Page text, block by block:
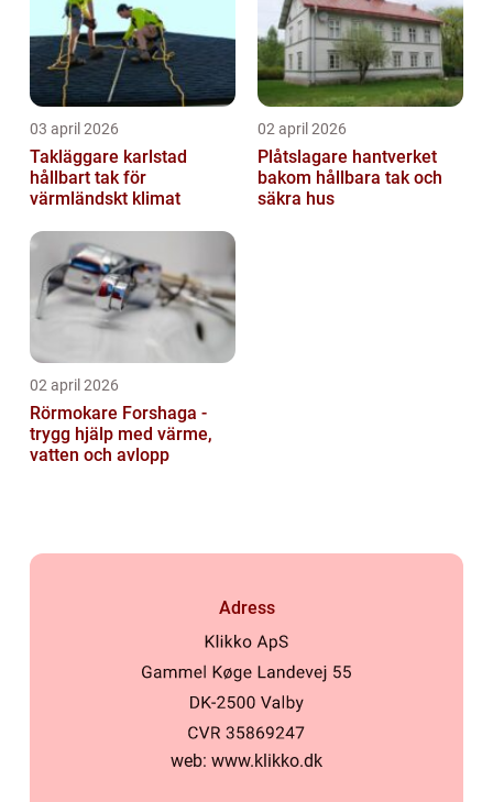
03 april 2026
Takläggare karlstad
hållbart tak för
värmländskt klimat
02 april 2026
Plåtslagare hantverket
bakom hållbara tak och
säkra hus
02 april 2026
Rörmokare Forshaga -
trygg hjälp med värme,
vatten och avlopp
Adress
web: www.klikko.dk